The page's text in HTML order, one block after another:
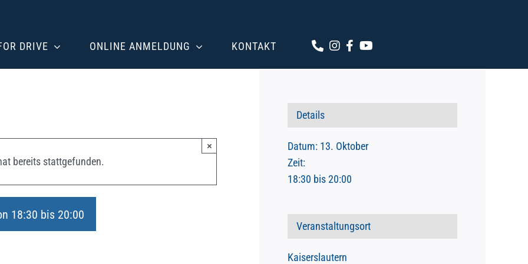
DRIVE ONLINE ANMELDUNG KONTAKT
bereits stattgefunden.
×
18:30 bis 20:00
Details
Datum: 13. Oktober
Zeit:
18:30 bis 20:00
Veranstaltungsort
Kaiserslautern